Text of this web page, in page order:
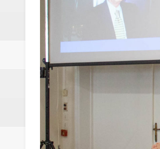
ΝΟΕΜΒΡΙΟΣ
Αδελφές
Ξεκινούν οι
τη